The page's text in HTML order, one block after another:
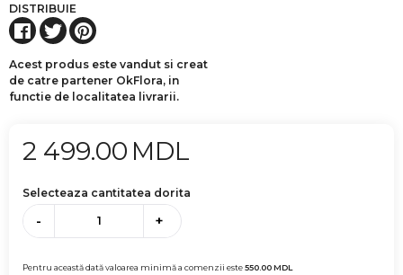
DISTRIBUIE
Acest produs este vandut si creat
de catre partener OkFlora, in
functie de localitatea livrarii.
2 499.00 MDL
Selecteaza cantitatea dorita
- +
Pentru această dată valoarea minimă a comenzii este550.00MDL